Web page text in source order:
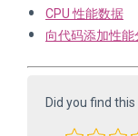
CPU 性能数据
向代码添加性能
Did you find